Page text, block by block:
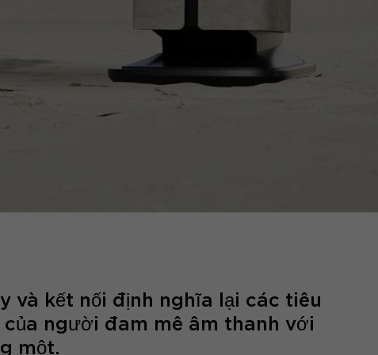
và kết nối định nghĩa lại các tiêu
người đam mê âm thanh với
một.